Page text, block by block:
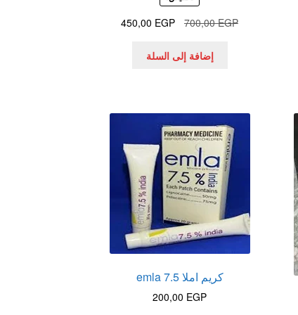
700,00EGP
السعر
هو:
450,00 EGP
السعر
إضافة إلى السلة
كريم املا 7.5 emla
200,00 EGP